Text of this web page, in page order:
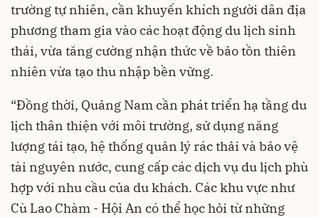
trường tự nhiên, cần khuyến khích người dân địa
phương tham gia vào các hoạt động du lịch sinh
thái, vừa tăng cường nhận thức về bảo tồn thiên
nhiên vừa tạo thu nhập bền vững.
“Đồng thời, Quảng Nam cần phát triển hạ tầng du
lịch thân thiện với môi trường, sử dụng năng
lượng tái tạo, hệ thống quản lý rác thải và bảo vệ
tài nguyên nước, cung cấp các dịch vụ du lịch phù
hợp với nhu cầu của du khách. Các khu vực như
Cù Lao Chàm - Hội An có thể học hỏi từ những